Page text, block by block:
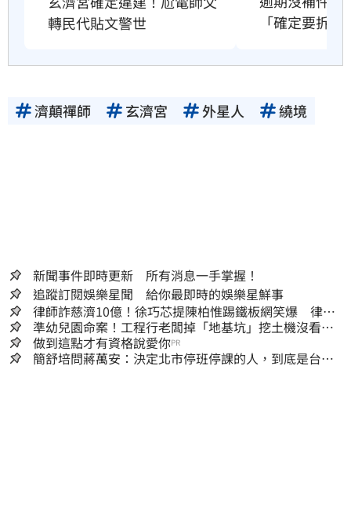
轉民代貼文警世
「確定要拆了
濟顛禪師 玄濟宮 外星人 繞境
新聞事件即時更新 所有消息一手掌握！
追蹤訂閱娛樂星聞 給你最即時的娛樂星鮮事
律師詐慈濟10億！徐巧芯提陳柏惟踢鐵板網笑爆 律師
再曬1照補刀
準幼兒園命案！工程行老闆掉「地基坑」挖土機沒看
到…下土石活埋他
做到這點才有資格說愛你PR
簡舒培問蔣萬安：決定北市停班停課的人，到底是台北